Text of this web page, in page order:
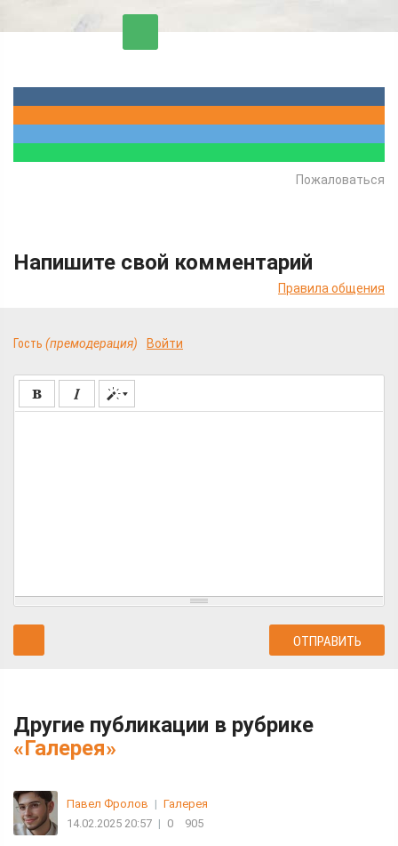
Комментировать
Пожаловаться
Напишите свой комментарий
Правила общения
Гость (премодерация) Войти
Другие публикации в рубрике
«Галерея»
Павел Фролов | Галерея
14.02.2025 20:57 | 0 905